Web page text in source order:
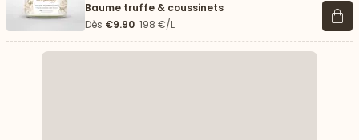
Baume truffe & coussinets
Dès €9.90 198 €/L Voir